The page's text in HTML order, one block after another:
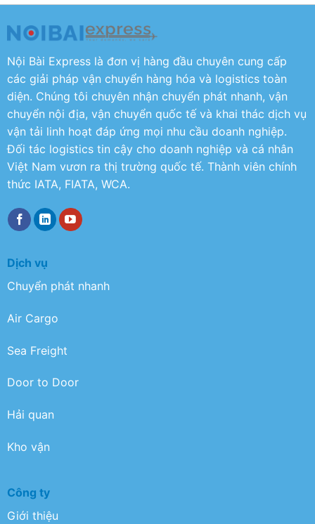
Nội Bài Express là đơn vị hàng đầu chuyên cung cấp
các giải pháp vận chuyển hàng hóa và logistics toàn
diện. Chúng tôi chuyên nhận chuyển phát nhanh, vận
chuyển nội địa, vận chuyển quốc tế và khai thác dịch vụ
vận tải linh hoạt đáp ứng mọi nhu cầu doanh nghiệp.
Đối tác logistics tin cậy cho doanh nghiệp và cá nhân
Việt Nam vươn ra thị trường quốc tế. Thành viên chính
thức IATA, FIATA, WCA.
Dịch vụ
Chuyển phát nhanh
Air Cargo
Sea Freight
Door to Door
Hải quan
Kho vận
Công ty
Giới thiệu